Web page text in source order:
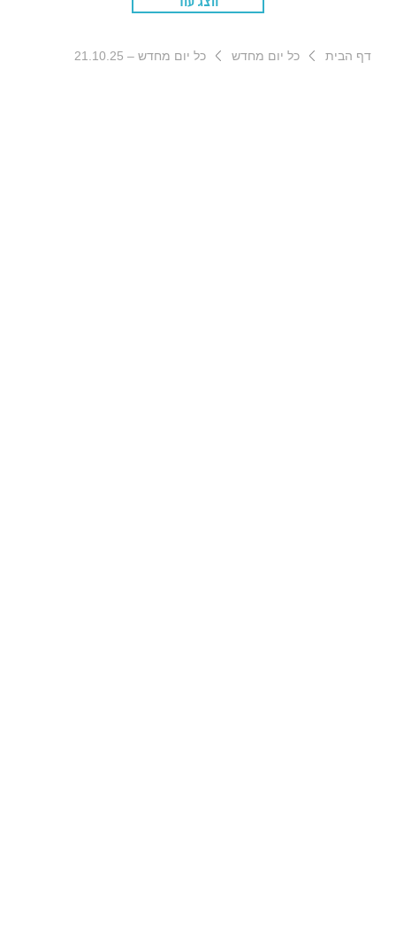
דף הבית כל יום מחדש כל יום מחדש – 21.10.25